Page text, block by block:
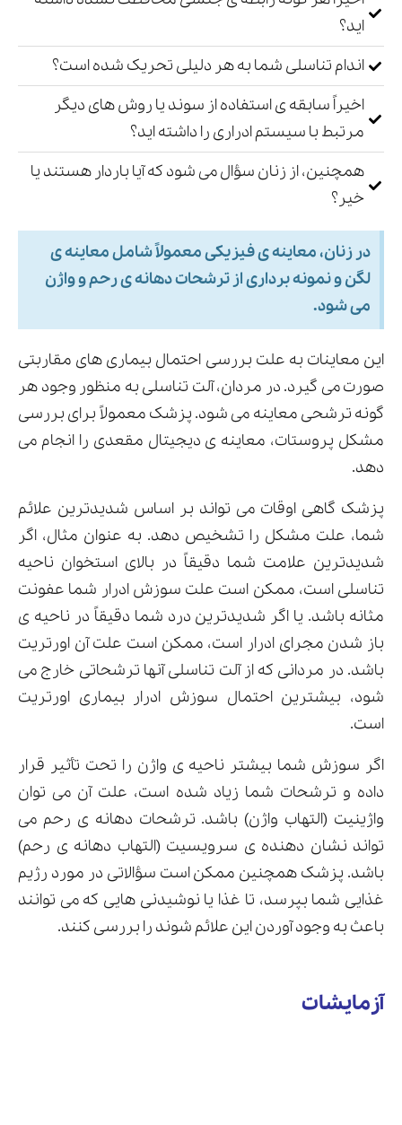
اید؟
اندام تناسلی شما به هر دلیلی تحریک شده است؟
اخیراً سابقه ی استفاده از سوند یا روش های دیگر
مرتبط با سیستم ادراری را داشته اید؟
همچنین، از زنان سؤال می شود که آیا باردار هستند یا
خیر؟
در زنان، معاینه ی فیزیکی معمولاً شامل معاینه ی
لگن و نمونه برداری از ترشحات دهانه ی رحم و واژن
می شود.
این معاینات به علت بررسی احتمال بیماری های مقاربتی
صورت می گیرد. در مردان، آلت تناسلی به منظور وجود هر
گونه ترشحی معاینه می شود. پزشک معمولاً برای بررسی
مشکل پروستات، معاینه ی دیجیتال مقعدی را انجام می
دهد.
پزشک گاهی اوقات می تواند بر اساس شدیدترین علائم
شما، علت مشکل را تشخیص دهد. به عنوان مثال، اگر
شدیدترین علامت شما دقیقاً در بالای استخوان ناحیه
تناسلی است، ممکن است علت سوزش ادرار شما عفونت
مثانه باشد. یا اگر شدیدترین درد شما دقیقاً در ناحیه ی
باز شدن مجرای ادرار است، ممکن است علت آن اورتریت
باشد. در مردانی که از آلت تناسلی آنها ترشحاتی خارج می
شود، بیشترین احتمال سوزش ادرار بیماری اورتریت
است.
اگر سوزش شما بیشتر ناحیه ی واژن را تحت تأثیر قرار
داده و ترشحات شما زیاد شده است، علت آن می توان
واژینیت (التهاب واژن) باشد. ترشحات دهانه ی رحم می
تواند نشان دهنده ی سرویسیت (التهاب دهانه ی رحم)
باشد. پزشک همچنین ممکن است سؤالاتی در مورد رژیم
غذایی شما بپرسد، تا غذا یا نوشیدنی هایی که می توانند
باعث به وجود آوردن این علائم شوند را بررسی کنند.
آزمایشات